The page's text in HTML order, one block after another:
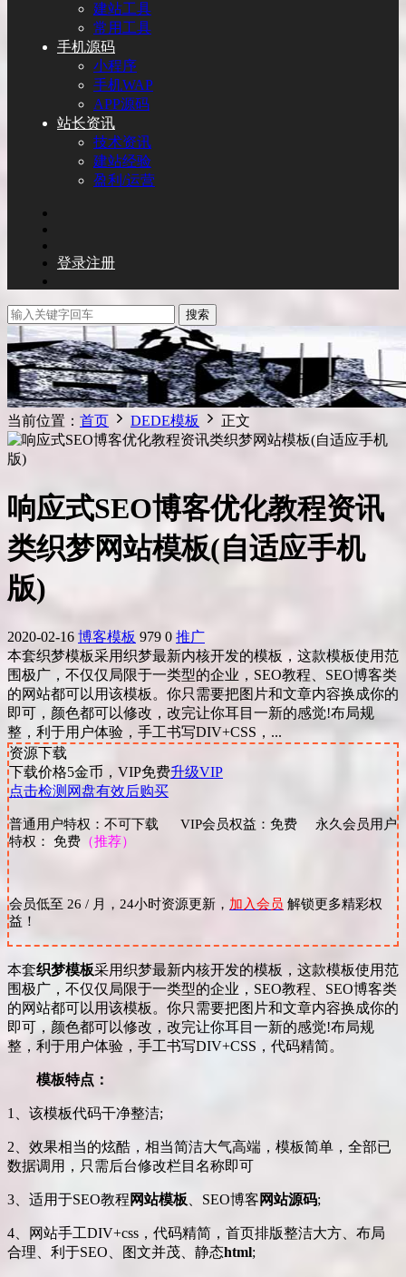
建站工具
常用工具
手机源码
小程序
手机WAP
APP源码
站长资讯
技术资讯
建站经验
盈利/运营
登录注册
搜索
当前位置： 首页 DEDE模板 正文
响应式SEO博客优化教程资讯
类织梦网站模板(自适应手机
版)
2020-02-16 博客模板 979 0 推广
本套织梦模板采用织梦最新内核开发的模板，这款模板使用范
围极广，不仅仅局限于一类型的企业，SEO教程、SEO博客类
的网站都可以用该模板。你只需要把图片和文章内容换成你的
即可，颜色都可以修改，改完让你耳目一新的感觉!布局规
整，利于用户体验，手工书写DIV+CSS，...
资源下载
下载价格5金币，VIP免费升级VIP
点击检测网盘有效后购买
普通用户特权：不可下载 VIP会员权益：免费 永久会员用户
特权： 免费 （推荐）
会员低至 26 / 月，24小时资源更新， 加入会员 解锁更多精彩权
益！
本套织梦模板采用织梦最新内核开发的模板，这款模板使用范
围极广，不仅仅局限于一类型的企业，SEO教程、SEO博客类
的网站都可以用该模板。你只需要把图片和文章内容换成你的
即可，颜色都可以修改，改完让你耳目一新的感觉!布局规
整，利于用户体验，手工书写DIV+CSS，代码精简。
模板特点：
1、该模板代码干净整洁;
2、效果相当的炫酷，相当简洁大气高端，模板简单，全部已
数据调用，只需后台修改栏目名称即可
3、适用于SEO教程 网站模板、SEO博客 网站源码;
4、网站手工DIV+css，代码精简，首页排版整洁大方、布局
合理、利于SEO、图文并茂、静态html;